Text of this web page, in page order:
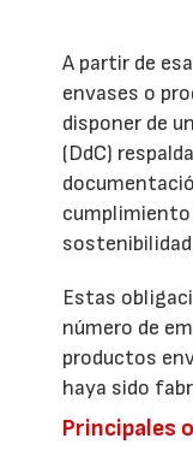
A partir de
envases o
disponer de
(DdC)
Estas
número de
productos
haya sido
Principales